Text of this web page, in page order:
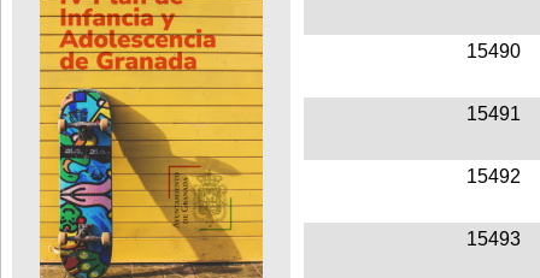
15490
15491
15492
15493